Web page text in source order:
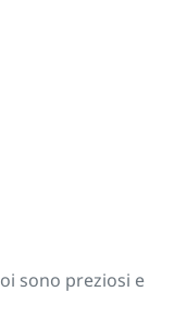
sono preziosi e